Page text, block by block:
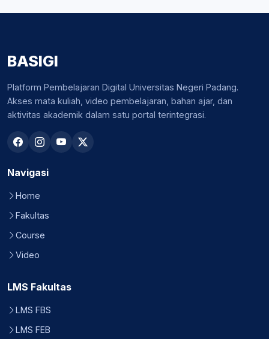
BASIGI
Platform Pembelajaran Digital Universitas Negeri Padang.
Akses mata kuliah, video pembelajaran, bahan ajar, dan
aktivitas akademik dalam satu portal terintegrasi.
Navigasi
Home
Fakultas
Course
Video
LMS Fakultas
LMS FBS
LMS FEB